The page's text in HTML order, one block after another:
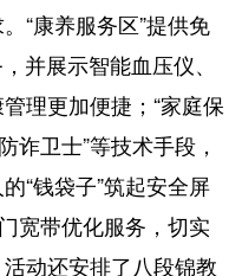
“康养服务区”提供免
并展示智能血压仪、
理更加便捷；“家庭保
诈卫士”等技术手段，
“钱袋子”筑起安全屏
宽带优化服务，切实
动还安排了八段锦教